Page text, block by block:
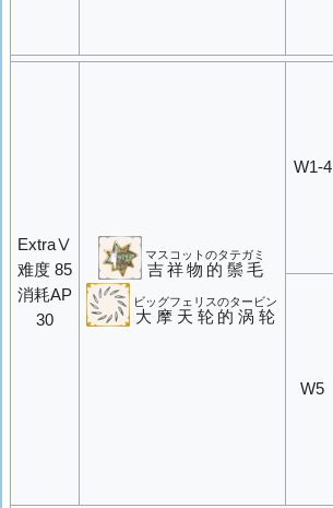
ExtraⅤ
难度 85
消耗AP
30
吉祥物的鬃毛
マスコットのタテガミ
大摩天轮的涡轮
ビッグフェリスのタービン
W1-4
W5